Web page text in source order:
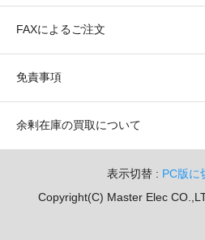
FAXによるご注文
免責事項
余剰在庫の買取について
表示切替 : PC版に
Copyright(C) Master Elec